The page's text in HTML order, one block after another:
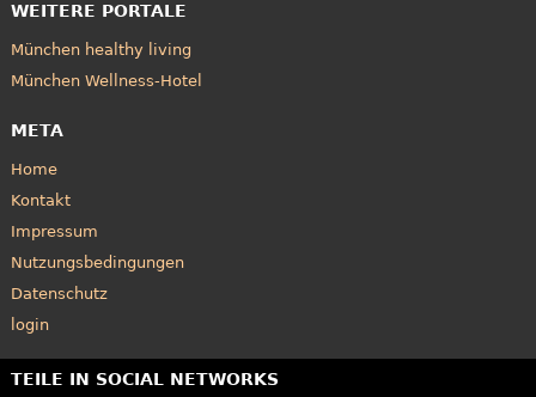
WEITERE PORTALE
München healthy living
München Wellness-Hotel
META
Home
Kontakt
Impressum
Nutzungsbedingungen
Datenschutz
login
TEILE IN SOCIAL NETWORKS